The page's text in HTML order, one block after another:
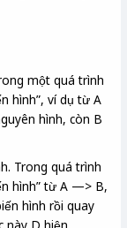
một quá trình
hình”, ví dụ từ A
hình, còn B
Trong quá trình
hình” từ A —> B,
hình rồi quay